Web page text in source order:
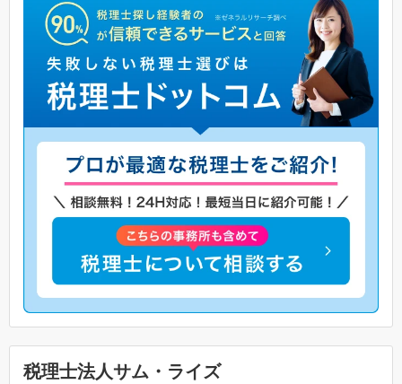
税理士法人サム・ライズ